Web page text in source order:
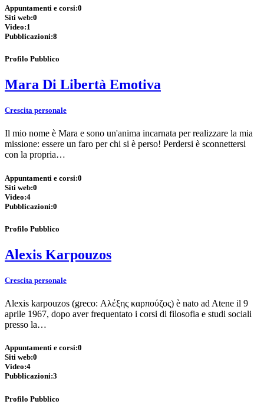
Appuntamenti e corsi:0
Siti web:0
Video:1
Pubblicazioni:8
Profilo Pubblico
Mara Di Libertà Emotiva
Crescita personale
Il mio nome è Mara e sono un'anima incarnata per realizzare la mia
missione: essere un faro per chi si è perso! Perdersi è sconnettersi
con la propria…
Appuntamenti e corsi:0
Siti web:0
Video:4
Pubblicazioni:0
Profilo Pubblico
Alexis Karpouzos
Crescita personale
Alexis karpouzos (greco: Αλέξης καρπούζος) è nato ad Atene il 9
aprile 1967, dopo aver frequentato i corsi di filosofia e studi sociali
presso la…
Appuntamenti e corsi:0
Siti web:0
Video:4
Pubblicazioni:3
Profilo Pubblico